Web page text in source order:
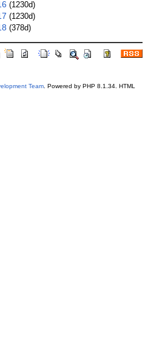
(1230d)
(1230d)
(378d)
Team. Powered by PHP 8.1.34. HTML